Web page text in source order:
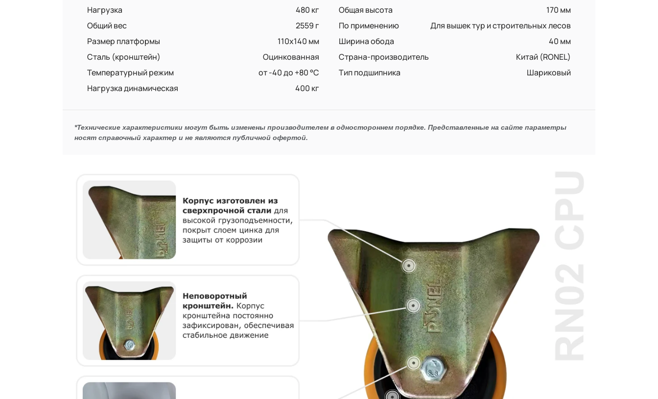
Нагрузка
480 кг Общая высота
170 мм
Общий вес
2559 г По применению
Для вышек тур и строительных лесов
Размер платформы
110х140 мм Ширина обода
40 мм
Сталь (кронштейн)
Оцинкованная Страна-производитель
Китай (RONEL)
Температурный режим
от -40 до +80 °С Тип подшипника
Шариковый
Нагрузка динамическая
400 кг
*Технические характеристики могут быть изменены производителем в одностороннем порядке. Представленные на сайте параметры
носят справочный характер и не являются публичной офертой.